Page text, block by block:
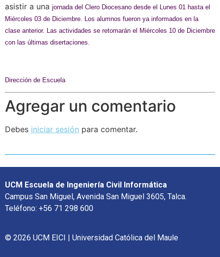
asistir a una jornada del Clero Diocesano desde el Lunes 01 hasta el
Miércoles 03 de Diciembre. Los alumnos fueron ya informados en la
clase anterior. Las actividades se retomarán el Miércoles 10 de Diciembre
con las últimas disertaciones.
Dirección de Escuela
Agregar un comentario
Debes iniciar sesión para comentar.
UCM Escuela de Ingeniería Civil Informática
Campus San Miguel, Avenida San Miguel 3605, Talca.
Teléfono: +56 71 298 600
© 2026 UCM EICI | Universidad Católica del Maule